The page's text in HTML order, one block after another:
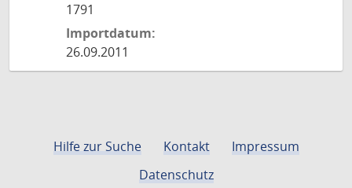
1791
Importdatum:
26.09.2011
Hilfe zur Suche Kontakt
Impressum
Datenschutz